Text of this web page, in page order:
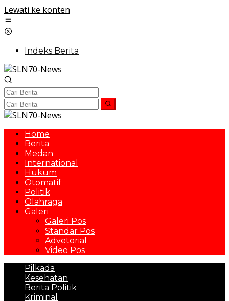
Lewati ke konten
Indeks Berita
Home
Berita
Medan
International
Hukum
Otomatif
Politik
Olahraga
Galeri
Galeri Pos
Standar Pos
Advetorial
Video Pos
Pilkada
Kesehatan
Berita Politik
Kriminal